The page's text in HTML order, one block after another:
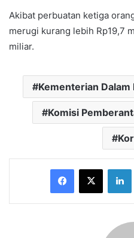
Akibat perbuatan ketiga
merugi kurang lebih Rp19,7
miliar.
Kementerian
Komisi
Facebook
X